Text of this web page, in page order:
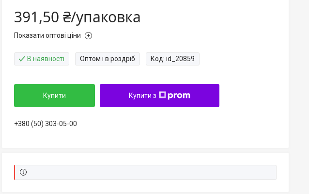
391,50 ₴/упаковка
Показати оптові ціни
В наявності Оптом і в роздріб Код: id_20859
Купити Купити з
+380 (50) 303-05-00